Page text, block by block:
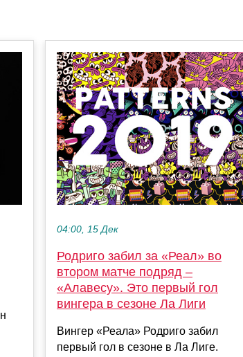
04:00, 15 Дек
Родриго забил за «Реал» во
втором матче подряд –
«Алавесу». Это первый гол
вингера в сезоне Ла Лиги
Вингер «Реала» Родриго забил
первый гол в сезоне в Ла Лиге.